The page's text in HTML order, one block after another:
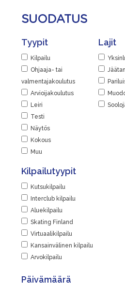
SUODATUS
Tyypit
Kilpailu
Ohjaaja- tai
valmentajakoulutus
Arvioijakoulutus
Leiri
Testi
Näytös
Kokous
Muu
Lajit
Kilpailutyypit
Kutsukilpailu
Interclub kilpailu
Aluekilpailu
Skating Finland
Virtuaalikilpailu
Kansainvälinen kilpailu
Arvokilpailu
Päivämäärä